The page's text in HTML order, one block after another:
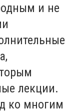
и не
лекции.
ко многим